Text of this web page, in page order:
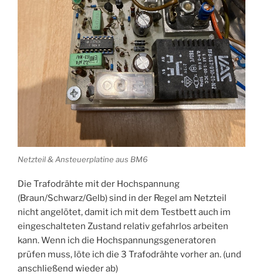
Netzteil & Ansteuerplatine aus BM6
Die Trafodrähte mit der Hochspannung
(Braun/Schwarz/Gelb) sind in der Regel am Netzteil
nicht angelötet, damit ich mit dem Testbett auch im
eingeschalteten Zustand relativ gefahrlos arbeiten
kann. Wenn ich die Hochspannungsgeneratoren
prüfen muss, löte ich die 3 Trafodrähte vorher an. (und
anschließend wieder ab)